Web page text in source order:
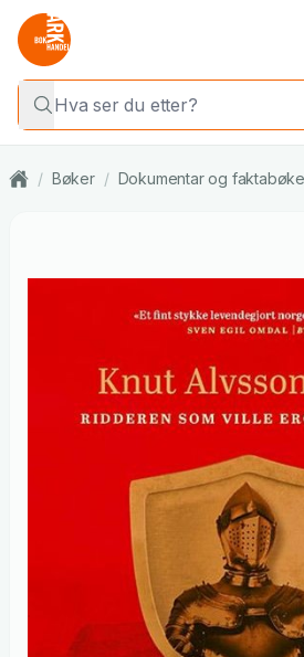
/ Bøker / Dokumentar og